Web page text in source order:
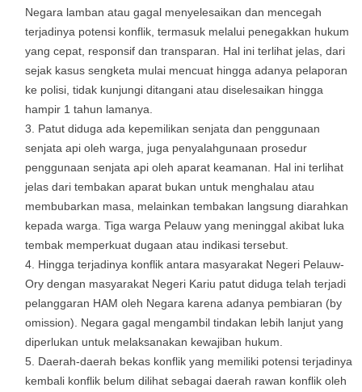
Negara lamban atau gagal menyelesaikan dan mencegah
terjadinya potensi konflik, termasuk melalui penegakkan hukum
yang cepat, responsif dan transparan. Hal ini terlihat jelas, dari
sejak kasus sengketa mulai mencuat hingga adanya pelaporan
ke polisi, tidak kunjungi ditangani atau diselesaikan hingga
hampir 1 tahun lamanya.
Patut diduga ada kepemilikan senjata dan penggunaan
senjata api oleh warga, juga penyalahgunaan prosedur
penggunaan senjata api oleh aparat keamanan. Hal ini terlihat
jelas dari tembakan aparat bukan untuk menghalau atau
membubarkan masa, melainkan tembakan langsung diarahkan
kepada warga. Tiga warga Pelauw yang meninggal akibat luka
tembak memperkuat dugaan atau indikasi tersebut.
Hingga terjadinya konflik antara masyarakat Negeri Pelauw-
Ory dengan masyarakat Negeri Kariu patut diduga telah terjadi
pelanggaran HAM oleh Negara karena adanya pembiaran (by
omission). Negara gagal mengambil tindakan lebih lanjut yang
diperlukan untuk melaksanakan kewajiban hukum.
Daerah-daerah bekas konflik yang memiliki potensi terjadinya
kembali konflik belum dilihat sebagai daerah rawan konflik oleh